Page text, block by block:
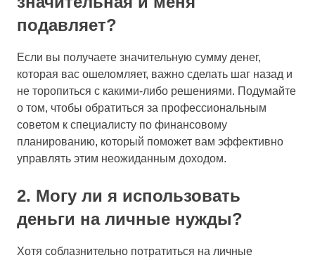
подавляет?
Если вы получаете значительную сумму денег,
которая вас ошеломляет, важно сделать шаг назад и
не торопиться с какими-либо решениями. Подумайте
о том, чтобы обратиться за профессиональным
советом к специалисту по финансовому
планированию, который поможет вам эффективно
управлять этим неожиданным доходом.
2. Могу ли я использовать
деньги на личные нужды?
Хотя соблазнительно потратиться на личные